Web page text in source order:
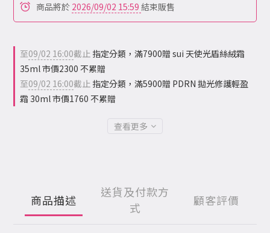
商品將於 2026/09/02 15:59 結束販售
至09/02 16:00截止 指定分類，滿7900贈 sui 天使光盾絲絨霜
35ml 市價2300 不累贈
至09/02 16:00截止 指定分類，滿5900贈 PDRN 拋光修護輕盈
霜 30ml 市價1760 不累贈
查看更多
商品描述
送貨及付款方
式
顧客評價